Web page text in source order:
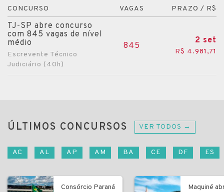
CONCURSO VAGAS PRAZO / R$
TJ-SP abre concurso
com 845 vagas de nível
médio
Escrevente Técnico
Judiciário (40h)
845
2 set
R$ 4.981,71
ÚLTIMOS CONCURSOS VER TODOS →
AC AL AP AM BA CE DF ES
Consórcio Paraná
Maquiné